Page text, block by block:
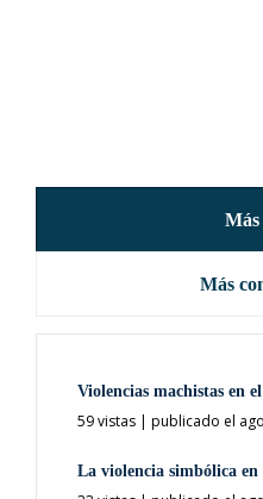
Más
Más
Violencias machistas en
59 vistas | publicado el
La violencia simbólica